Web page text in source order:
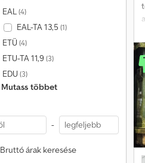
EAL(4)
EAL-TA 13,5 (1)
ETÜ (4)
ETU-TA 11,9 (3)
EDU (3)
Mutass többet
-
Bruttó árak keresése